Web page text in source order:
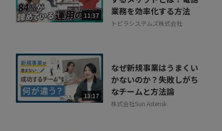
11:37
業務を効率化する方法
トビラシステムズ株式会社
13:17
なぜ新規事業はうまくい
かないのか？失敗しがち
なチームと方法論
株式会社Sun Asterisk